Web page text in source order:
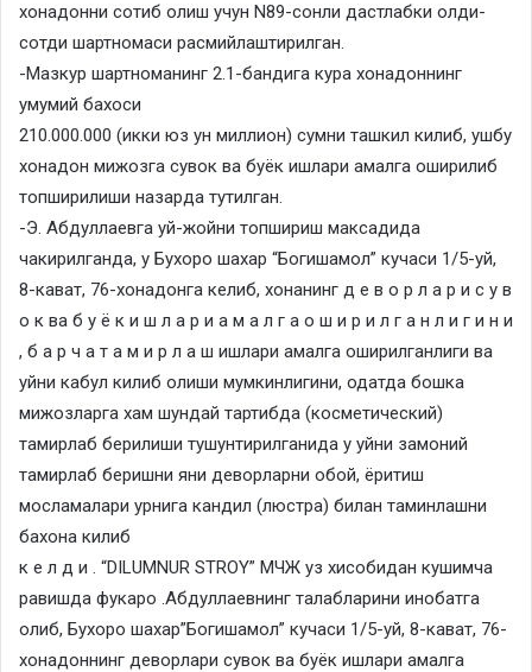
хонадонни сотиб олиш учун N89-сонли дастлабки олди-
сотди шартномаси расмийлаштирилган.
-Мазкур шартноманинг 2.1-бандига кура хонадоннинг
умумий бахоси
210.000.000 (икки юз ун миллион) сумни ташкил килиб, ушбу
хонадон мижозга сувок ва буёк ишлари амалга оширилиб
топширилиши назарда тутилган.
-Э. Абдуллаевга уй-жойни топшириш максадида
чакирилганда, у Бухоро шахар “Богишамол” кучаси 1/5-уй,
8-кават, 76-хонадонга келиб, хонанинг д е в о р л а р и с у в
о к ва б у ё к и ш л а р и а м а л г а о ш и р и л г а н л и г и н и
, б а р ч а т а м и р л а ш ишлари амалга оширилганлиги ва
уйни кабул килиб олиши мумкинлигини, одатда бошка
мижозларга хам шундай тартибда (косметический)
тамирлаб берилиши тушунтирилганида у уйни замоний
тамирлаб беришни яни деворларни обой, ёритиш
мосламалари урнига кандил (люстра) билан таминлашни
бахона килиб
к е л д и . “DILUMNUR STROY” МЧЖ уз хисобидан кушимча
равишда фукаро .Абдуллаевнинг талабларини инобатга
олиб, Бухоро шахар”Богишамол” кучаси 1/5-уй, 8-кават, 76-
хонадоннинг деворлари сувок ва буёк ишлари амалга